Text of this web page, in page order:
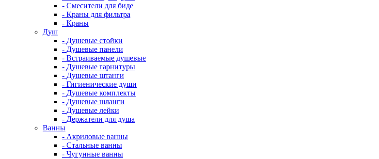
- Смесители для биде
- Краны для фильтра
- Краны
Душ
- Душевые стойки
- Душевые панели
- Встраиваемые душевые
- Душевые гарнитуры
- Душевые штанги
- Гигиенические души
- Душевые комплекты
- Душевые шланги
- Душевые лейки
- Держатели для душа
Ванны
- Акриловые ванны
- Стальные ванны
- Чугунные ванны